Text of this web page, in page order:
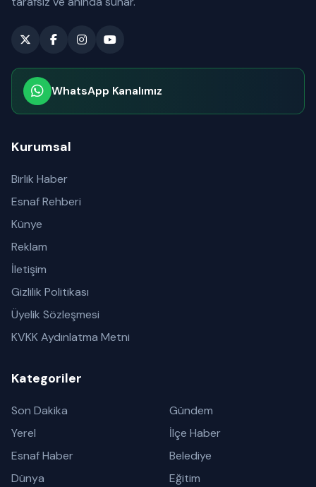
WhatsApp Kanalımız
Kurumsal
Birlik Haber
Esnaf Rehberi
Künye
Reklam
İletişim
Gizlilik Politikası
Üyelik Sözleşmesi
KVKK Aydınlatma Metni
Kategoriler
Son Dakika
Gündem
Yerel
İlçe Haber
Esnaf Haber
Belediye
Dünya
Eğitim